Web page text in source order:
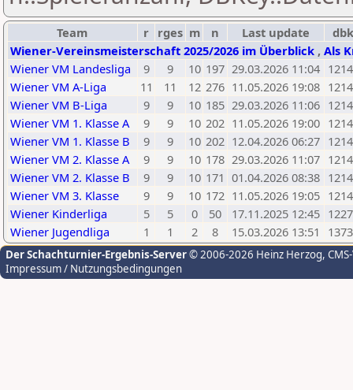
Team r rges m n Last update
Wiener-Vereinsmeisterschaft 2025/2026 im Überblick , Als
Wiener VM Landesliga
9 9 10 197 29.03.2026 11:04
Wiener VM A-Liga
11 11 12 276 11.05.2026 19:08
Wiener VM B-Liga
9 9 10 185 29.03.2026 11:06
Wiener VM 1. Klasse A
9 9 10 202 11.05.2026 19:00
Wiener VM 1. Klasse B
9 9 10 202 12.04.2026 06:27
Wiener VM 2. Klasse A
9 9 10 178 29.03.2026 11:07
Wiener VM 2. Klasse B
9 9 10 171 01.04.2026 08:38
Wiener VM 3. Klasse
9 9 10 172 11.05.2026 19:05
Wiener Kinderliga
5 5 0 50 17.11.2025 12:45
Wiener Jugendliga
1 1 2 8 15.03.2026 13:51
Der Schachturnier-Ergebnis-Server© 2006-2026 Heinz Herzog,
Impressum / Nutzungsbedingungen